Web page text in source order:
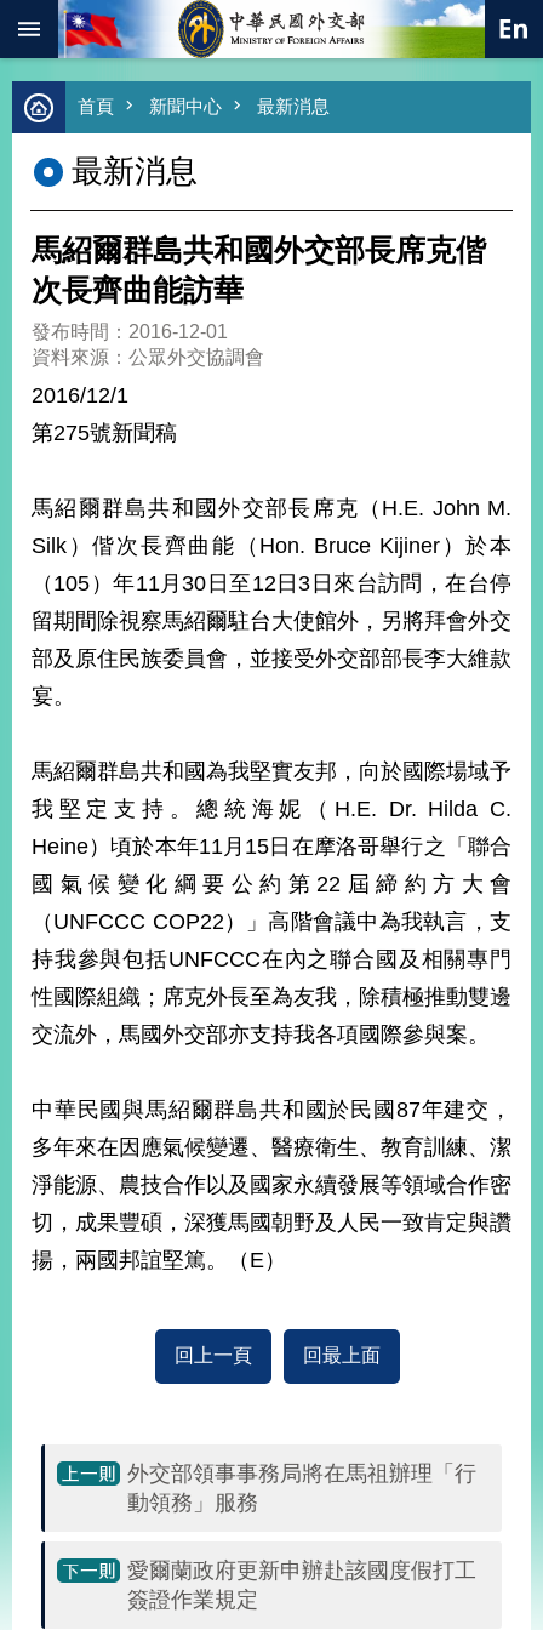
跳到主要內容區塊
進
階
尋
熱
關
總
合
外
價
外
交
經
濟
不
落
國
和
平
護
照
回
首
頁
網
站
導
關
於
新
聞
中
心
外
首頁 新聞中心 最新消息
最新消息
馬紹爾群島共和國外交部長席克偕
次長齊曲能訪華
發布時間：2016-12-01
資料來源：公眾外交協調會
2016/12/1
第275號新聞稿
馬紹爾群島共和國外交部長席克（H.E. John M.
Silk）偕次長齊曲能（Hon. Bruce Kijiner）於本
（105）年11月30日至12日3日來台訪問，在台停
留期間除視察馬紹爾駐台大使館外，另將拜會外交
部及原住民族委員會，並接受外交部部長李大維款
宴。
馬紹爾群島共和國為我堅實友邦，向於國際場域予
我堅定支持。總統海妮（H.E. Dr. Hilda C.
Heine）頃於本年11月15日在摩洛哥舉行之「聯合
國氣候變化綱要公約第22屆締約方大會
（UNFCCC COP22）」高階會議中為我執言，支
持我參與包括UNFCCC在內之聯合國及相關專門
性國際組織；席克外長至為友我，除積極推動雙邊
交流外，馬國外交部亦支持我各項國際參與案。
中華民國與馬紹爾群島共和國於民國87年建交，
多年來在因應氣候變遷、醫療衛生、教育訓練、潔
淨能源、農技合作以及國家永續發展等領域合作密
切，成果豐碩，深獲馬國朝野及人民一致肯定與讚
揚，兩國邦誼堅篤。（E）
回上一頁 回最上面
外交部領事事務局將在馬祖辦理「行
動領務」服務
愛爾蘭政府更新申辦赴該國度假打工
簽證作業規定